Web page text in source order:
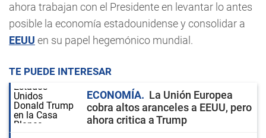
ahora trabajan con el Presidente en levantar lo antes
posible la economía estadounidense y consolidar a
EEUU en su papel hegemónico mundial.
TE PUEDE INTERESAR
ECONOMÍA
La Unión Europea
cobra altos aranceles a EEUU, pero
ahora critica a Trump